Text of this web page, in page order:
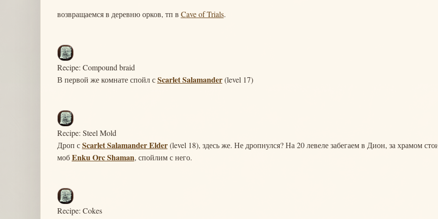
возвращаемся в деревню орков, тп в Cave of Trials.
Recipe: Compound braid
В первой же комнате спойл сScarlet Salamander(level 17)
Recipe: Steel Mold
Дроп сScarlet Salamander Elder(level 18), здесь же. Не дропнулся? На 20 левеле забегаем в Дион, за храмом
мобEnku Orc Shaman, спойлим с него.
Recipe: Cokes